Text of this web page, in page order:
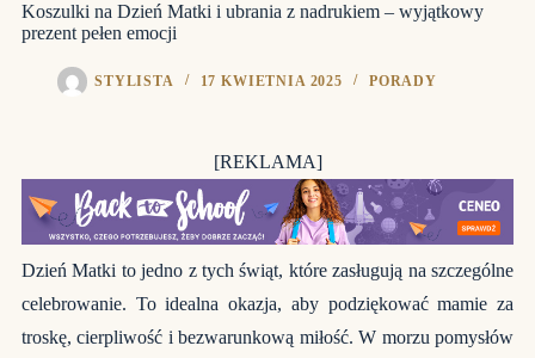
Koszulki na Dzień Matki i ubrania z nadrukiem – wyjątkowy
prezent pełen emocji
STYLISTA 17 KWIETNIA 2025 PORADY
[REKLAMA]
Dzień Matki to jedno z tych świąt, które zasługują na szczególne
celebrowanie. To idealna okazja, aby podziękować mamie za
troskę, cierpliwość i bezwarunkową miłość. W morzu pomysłów